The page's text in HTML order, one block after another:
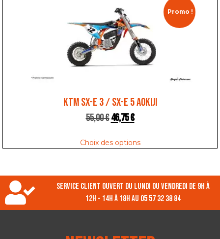
Promo !
KTM SX-E 3 / SX-E 5 AOKIJI
55,00€46,75€
Choix des options
Service client ouvert du lundi ou vendredi de 9h à
12h - 14h à 18h au 05 57 32 38 84